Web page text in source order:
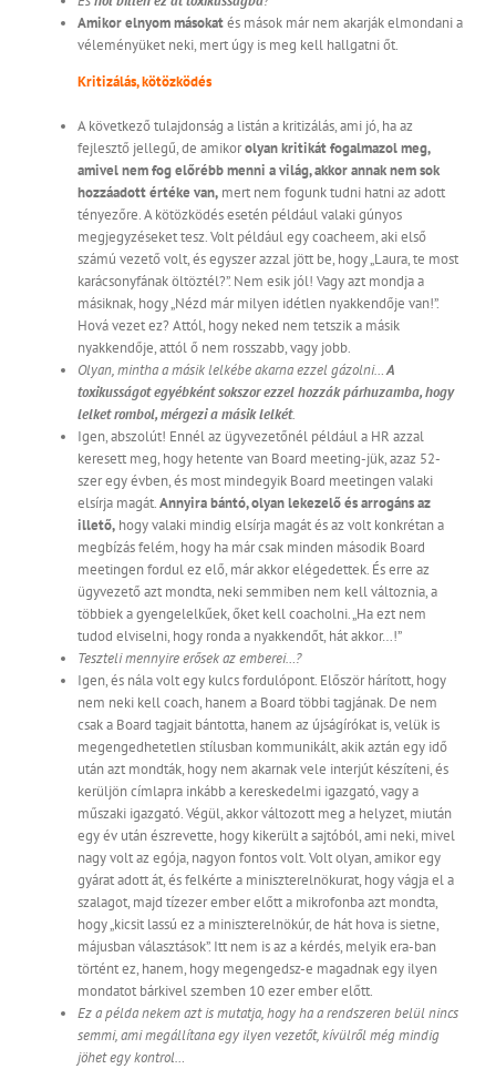
Amikor elnyom másokatés mások már nem akarják elmondani a
véleményüket neki, mert úgy is meg kell hallgatni őt.
Kritizálás, kötözködés
A következő tulajdonság a listán a kritizálás, ami jó, ha az
fejlesztő jellegű, de amikorolyan kritikát fogalmazol meg,
amivel nem fog előrébb menni a világ, akkor annak nem sok
hozzáadott értéke van, mert nem fogunk tudni hatni az adott
tényezőre. A kötözködés esetén például valaki gúnyos
megjegyzéseket tesz. Volt például egy coacheem, aki első
számú vezető volt, és egyszer azzal jött be, hogy „Laura, te most
karácsonyfának öltöztél?”. Nem esik jól! Vagy azt mondja a
másiknak, hogy „Nézd már milyen idétlen nyakkendője van!”.
Hová vezet ez? Attól, hogy neked nem tetszik a másik
nyakkendője, attól ő nem rosszabb, vagy jobb.
Olyan, mintha a másik lelkébe akarna ezzel gázolni…A
toxikusságot egyébként sokszor ezzel hozzák párhuzamba, hogy
lelket rombol, mérgezi a másik lelkét.
Igen, abszolút! Ennél az ügyvezetőnél például a HR azzal
keresett meg, hogy hetente van Board meeting-jük, azaz 52-
szer egy évben, és most mindegyik Board meetingen valaki
elsírja magát.Annyira bántó, olyan lekezelő és arrogáns az
illető, hogy valaki mindig elsírja magát és az volt konkrétan a
megbízás felém, hogy ha már csak minden második Board
meetingen fordul ez elő, már akkor elégedettek. És erre az
ügyvezető azt mondta, neki semmiben nem kell változnia, a
többiek a gyengelelkűek, őket kell coacholni. „Ha ezt nem
tudod elviselni, hogy ronda a nyakkendőt, hát akkor…!”
Teszteli mennyire erősek az emberei…?
Igen, és nála volt egy kulcs fordulópont. Először hárított, hogy
nem neki kell coach, hanem a Board többi tagjának. De nem
csak a Board tagjait bántotta, hanem az újságírókat is, velük is
megengedhetetlen stílusban kommunikált, akik aztán egy idő
után azt mondták, hogy nem akarnak vele interjút készíteni, és
kerüljön címlapra inkább a kereskedelmi igazgató, vagy a
műszaki igazgató. Végül, akkor változott meg a helyzet, miután
egy év után észrevette, hogy kikerült a sajtóból, ami neki, mivel
nagy volt az egója, nagyon fontos volt. Volt olyan, amikor egy
gyárat adott át, és felkérte a miniszterelnökurat, hogy vágja el a
szalagot, majd tízezer ember előtt a mikrofonba azt mondta,
hogy „kicsit lassú ez a miniszterelnökúr, de hát hova is sietne,
májusban választások”. Itt nem is az a kérdés, melyik era-ban
történt ez, hanem, hogy megengedsz-e magadnak egy ilyen
mondatot bárkivel szemben 10 ezer ember előtt.
Ez a példa nekem azt is mutatja, hogy ha a rendszeren belül nincs
semmi, ami megállítana egy ilyen vezetőt, kívülről még mindig
jöhet egy kontrol…